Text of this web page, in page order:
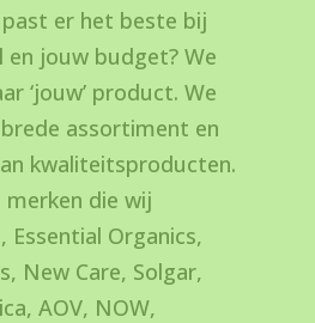
er het beste bij
jouw budget? We
‘jouw’ product. We
assortiment en
kwaliteitsproducten.
merken die wij
Essential Organics,
New Care, Solgar,
AOV, NOW,